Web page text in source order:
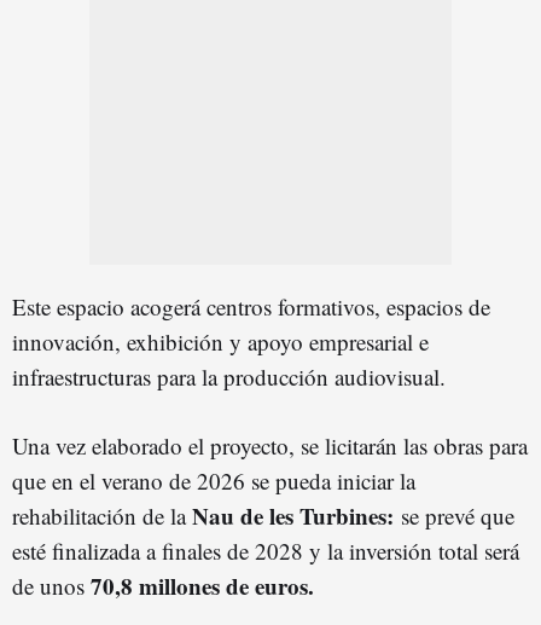
Este espacio acogerá centros formativos, espacios de
innovación, exhibición y apoyo empresarial e
infraestructuras para la producción audiovisual.
Una vez elaborado el proyecto, se licitarán las obras para
que en el verano de 2026 se pueda iniciar la
rehabilitación de laNau de les Turbines: se prevé que
esté finalizada a finales de 2028 y la inversión total será
de unos 70,8 millones de euros.